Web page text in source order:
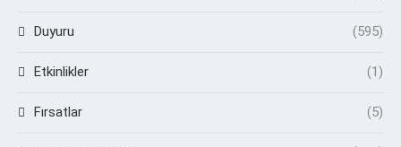
Duyuru (595)
Etkinlikler (1)
Fırsatlar (5)